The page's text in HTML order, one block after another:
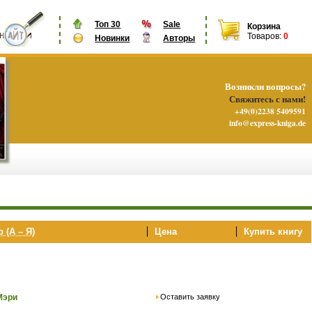
Топ 30
Sale
Новинки
Авторы
Корзина
Товаров: 0
(А – Я) Цена Купить книгу
Оставить заявку
Возникли вопросы?
Свяжитесь с нами!
+49(0)2238 5409591
info@express-kniga.de